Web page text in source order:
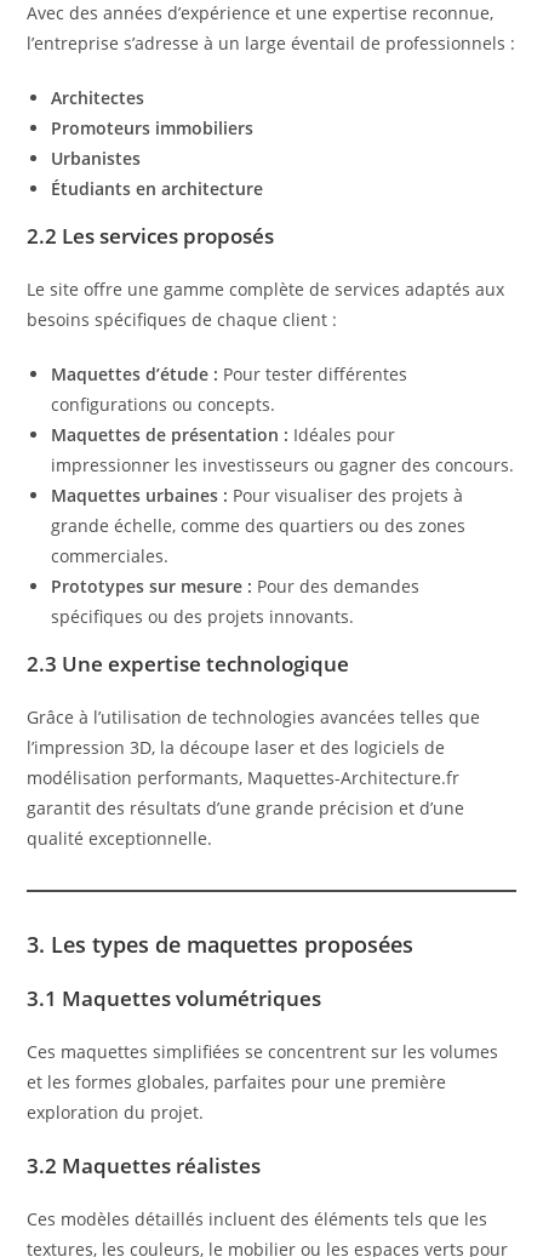
Avec des années d’expérience et une expertise reconnue,
l’entreprise s’adresse à un large éventail de professionnels :
Architectes
Promoteurs immobiliers
Urbanistes
Étudiants en architecture
2.2 Les services proposés
Le site offre une gamme complète de services adaptés aux
besoins spécifiques de chaque client :
Maquettes d’étude : Pour tester différentes
configurations ou concepts.
Maquettes de présentation : Idéales pour
impressionner les investisseurs ou gagner des concours.
Maquettes urbaines : Pour visualiser des projets à
grande échelle, comme des quartiers ou des zones
commerciales.
Prototypes sur mesure : Pour des demandes
spécifiques ou des projets innovants.
2.3 Une expertise technologique
Grâce à l’utilisation de technologies avancées telles que
l’impression 3D, la découpe laser et des logiciels de
modélisation performants, Maquettes-Architecture.fr
garantit des résultats d’une grande précision et d’une
qualité exceptionnelle.
3. Les types de maquettes proposées
3.1 Maquettes volumétriques
Ces maquettes simplifiées se concentrent sur les volumes
et les formes globales, parfaites pour une première
exploration du projet.
3.2 Maquettes réalistes
Ces modèles détaillés incluent des éléments tels que les
textures, les couleurs, le mobilier ou les espaces verts pour